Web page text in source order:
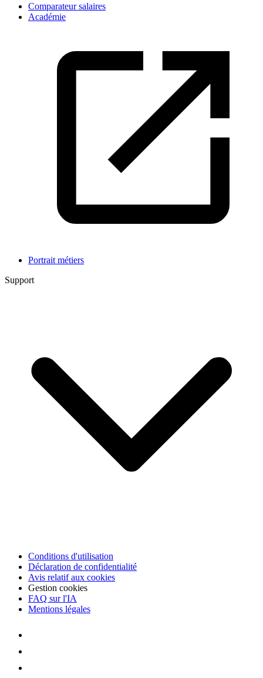
Comparateur salaires
Académie
Portrait métiers
Support
Conditions d'utilisation
Déclaration de confidentialité
Avis relatif aux cookies
Gestion cookies
FAQ sur l'IA
Mentions légales